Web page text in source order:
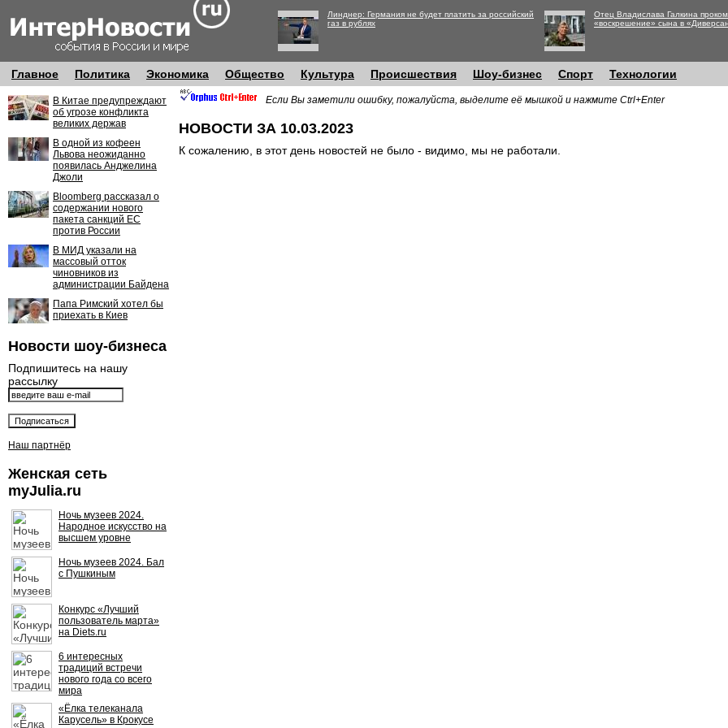
Линднер: Германия не будет платить за российский
газ в рублях
Отец Владислава Галкина
«воскрешение» сына в
Главное Политика Экономика Общество Культура Происшествия Шоу-бизнес Спорт Технологии
В Китае предупреждают
об угрозе конфликта
великих держав
В одной из кофеен
Львова неожиданно
появилась Анджелина
Джоли
Bloomberg рассказал о
содержании нового
пакета санкций ЕС
против России
В МИД указали на
массовый отток
чиновников из
администрации Байдена
Папа Римский хотел бы
приехать в Киев
Новости шоу-бизнеса
Подпишитесь на нашу
рассылку
Наш партнёр
Женская сеть
myJulia.ru
Ночь музеев 2024.
Народное искусство на
высшем уровне
Ночь музеев 2024. Бал
с Пушкиным
Конкурс «Лучший
пользователь марта»
на Diets.ru
6 интересных
традиций встречи
нового года со всего
мира
«Ёлка телеканала
Карусель» в Крокусе
Если Вы заметили ошибку, пожалуйста, выделите её мышкой и нажмите Ctrl+Enter
НОВОСТИ ЗА 10.03.2023
К сожалению, в этот день новостей не было - видимо, мы не работали.